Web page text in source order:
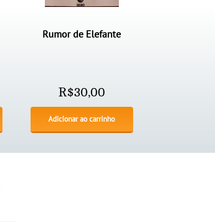
Rumor de Elefante
R$30,00
Adicionar ao carrinho